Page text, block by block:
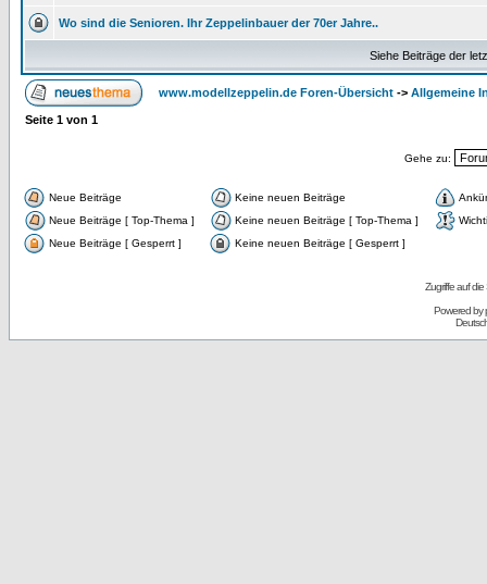
Wo sind die Senioren. Ihr Zeppelinbauer der 70er Jahre..
Siehe Beiträge der
www.modellzeppelin.de Foren-Übersicht -> Allgemeine
Seite 1 von 1
Gehe zu:
Neue Beiträge Keine neuen Beiträge
Neue Beiträge [ Top-Thema ]
Keine neuen Beiträge [ Top-Thema ]
Neue Beiträge [ Gesperrt ]
Keine neuen Beiträge [ Gesperrt ]
Zugriffe auf
Powered by